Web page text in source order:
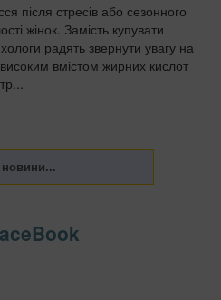
після стресів або сезонного
жінок. Замість купувати
радять звернути увагу на
високим вмістом жирних кислот